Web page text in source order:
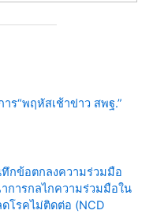
ร“พฤหัสเช้าข่าว สพฐ.”
กข้อตกลงความร่วมมือ
การกลไกความร่วมมือใน
โรคไม่ติดต่อ (NCD